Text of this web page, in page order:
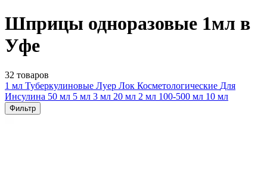
Шприцы одноразовые 1мл в
Уфе
32 товаров
1 мл Туберкулиновые Луер Лок Косметологические Для
Инсулина 50 мл 5 мл 3 мл 20 мл 2 мл 100-500 мл 10 мл
Фильтр